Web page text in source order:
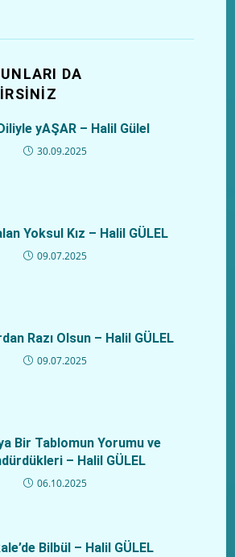
DA
yAŞAR – Halil Gülel
30.09.2025
Yoksul Kız – Halil GÜLEL
09.07.2025
Razı Olsun – Halil GÜLEL
09.07.2025
Bir Tablomun Yorumu ve
– Halil GÜLEL
06.10.2025
Bilbül – Halil GÜLEL